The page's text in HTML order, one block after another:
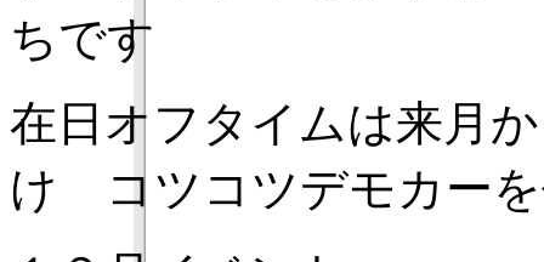
ちです
在日オフタイムは来月
け コツコツデモカー